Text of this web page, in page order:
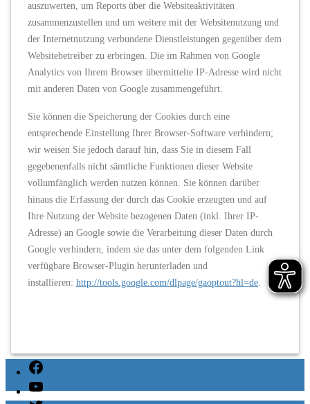
auszuwerten, um Reports über die Websiteaktivitäten
zusammenzustellen und um weitere mit der Websitenutzung und
der Internetnutzung verbundene Dienstleistungen gegenüber dem
Websitebetreiber zu erbringen. Die im Rahmen von Google
Analytics von Ihrem Browser übermittelte IP-Adresse wird nicht
mit anderen Daten von Google zusammengeführt.
Sie können die Speicherung der Cookies durch eine
entsprechende Einstellung Ihrer Browser-Software verhindern;
wir weisen Sie jedoch darauf hin, dass Sie in diesem Fall
gegebenenfalls nicht sämtliche Funktionen dieser Website
vollumfänglich werden nutzen können. Sie können darüber
hinaus die Erfassung der durch das Cookie erzeugten und auf
Ihre Nutzung der Website bezogenen Daten (inkl. Ihrer IP-
Adresse) an Google sowie die Verarbeitung dieser Daten durch
Google verhindern, indem sie das unter dem folgenden Link
verfügbare Browser-Plugin herunterladen und
installieren: http://tools.google.com/dlpage/gaoptout?hl=de.
Facebook
YouTube